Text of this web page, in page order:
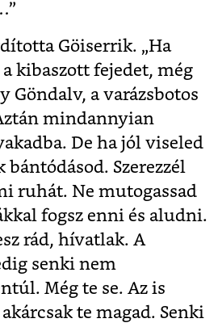
Göiserrik. „Ha
kibaszott fejedet, még
Göndalv, a varázsbotos
mindannyian
De ha jól viseled
bántódásod. Szerezzél
ruhát. Ne mutogassad
fogsz enni és aludni.
rád, hívatlak. A
senki nem
Még te se. Az is
te magad. Senki